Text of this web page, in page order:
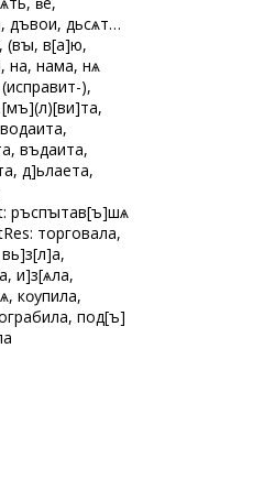
дъвои, дьсѧт…
(вꙑ, в[а]ю,
на, нама, нѧ
),
въдаита,
д]ьлаета,
ръспꙑтав[ъ]шѧ
торговала,
и]з[ѧла,
кѹпила,
под[ъ]